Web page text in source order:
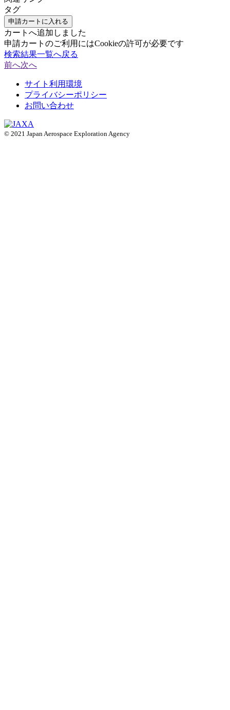
タグ
申請カートに入れる
カートへ追加しました
申請カートのご利用にはCookieの許可が必要です
検索結果一覧へ戻る
前へ次へ
サイト利用環境
プライバシーポリシー
お問い合わせ
© 2021 Japan Aerospace Exploration Agency